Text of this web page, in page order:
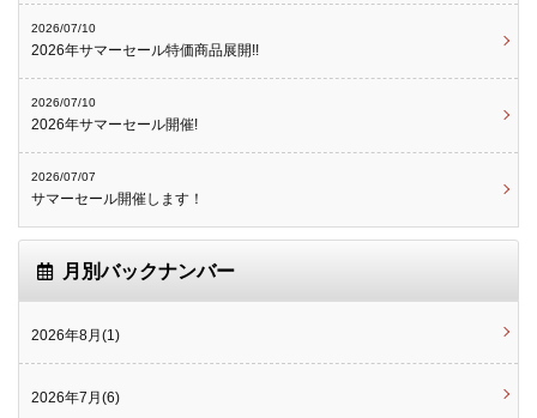
2026/07/10
2026年サマーセール特価商品展開!!
2026/07/10
2026年サマーセール開催!
2026/07/07
サマーセール開催します！
月別バックナンバー
2026年8月(1)
2026年7月(6)